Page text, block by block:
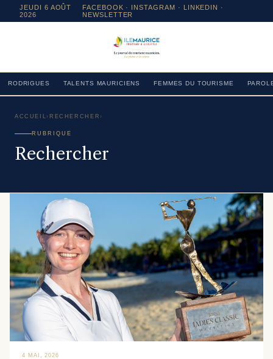
JEUDI 6 AOÛT
2026
FACEBOOK · INSTAGRAM · LINKEDIN ·
NEWSLETTER
RODRIGUES TALENTS MAURICIENS FEMMES DU TOURISME
ACCUEIL › RECHERCHER ›
RUBRIQUE
Rechercher
4 MAI, 2026